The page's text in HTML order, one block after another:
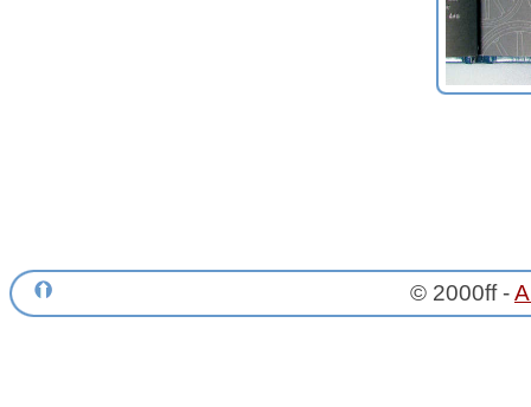
© 2000ff -